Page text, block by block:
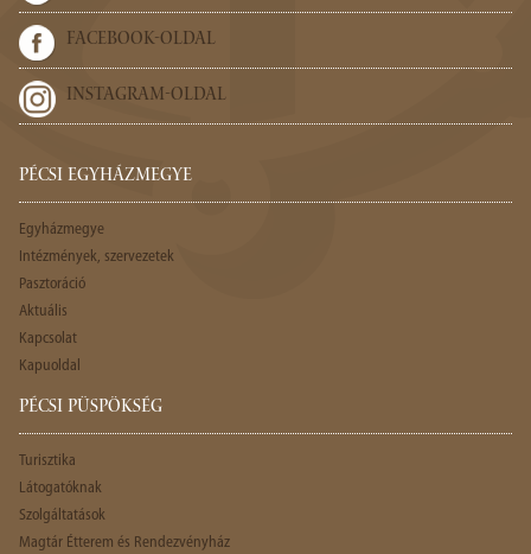
FACEBOOK-OLDAL
INSTAGRAM-OLDAL
PÉCSI EGYHÁZMEGYE
Egyházmegye
Intézmények, szervezetek
Pasztoráció
Aktuális
Kapcsolat
Kapuoldal
PÉCSI PÜSPÖKSÉG
Turisztika
Látogatóknak
Szolgáltatások
Magtár Étterem és Rendezvényház